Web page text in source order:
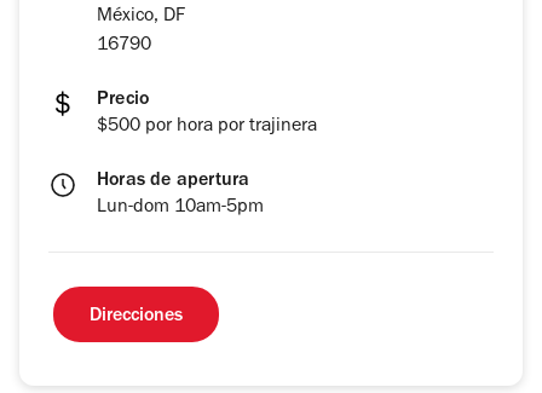
México, DF
16790
Precio
$500 por hora por trajinera
Horas de apertura
Lun-dom 10am-5pm
Direcciones